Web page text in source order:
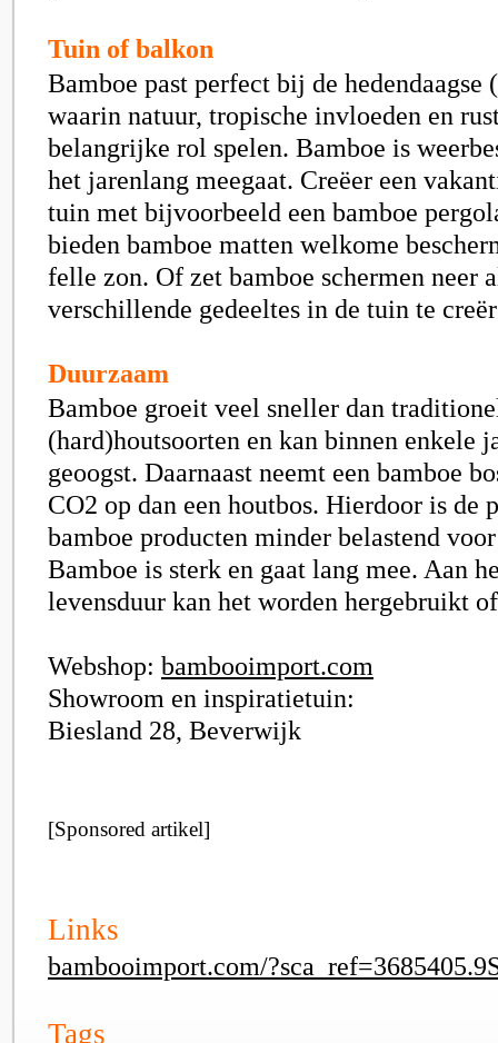
Tuin of balkon
Bamboe past perfect bij de hedendaagse
waarin natuur, tropische invloeden en
belangrijke rol spelen. Bamboe is
het jarenlang meegaat. Creëer een
tuin met bijvoorbeeld een bamboe
bieden bamboe matten welkome
felle zon. Of zet bamboe schermen neer
verschillende gedeeltes in de tuin te
Duurzaam
Bamboe groeit veel sneller dan
(hard)houtsoorten en kan binnen enkele
geoogst. Daarnaast neemt een bamboe
CO2 op dan een houtbos. Hierdoor is de
bamboe producten minder belastend
Bamboe is sterk en gaat lang mee. Aan
levensduur kan het worden hergebruikt
Webshop: bambooimport.com
Showroom en inspiratietuin:
Biesland 28, Beverwijk
[Sponsored artikel]
Links
bambooimport.com/
Tags